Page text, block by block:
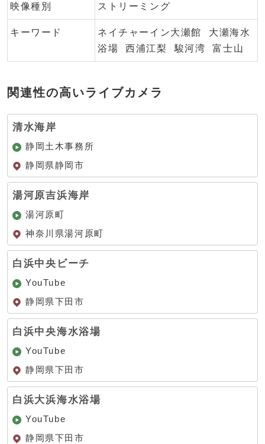
映像種別 ストリーミング
キーワード ネイチャーイン大瀬館
大瀬海水
浴場
西浦江梨 駿河湾 富士山
関連性の高いライブカメラ
清水海岸
静岡土木事務所
静岡県静岡市
湯河原吉浜海岸
湯河原町
神奈川県湯河原町
白浜中央ビーチ
YouTube
静岡県下田市
白浜中央海水浴場
YouTube
静岡県下田市
白浜大浜海水浴場
YouTube
静岡県下田市